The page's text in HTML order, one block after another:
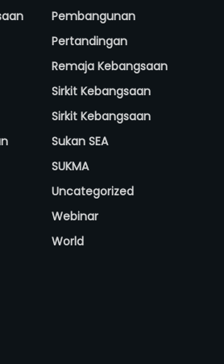
Pembangunan
Pertandingan
Remaja Kebangsaan
Sirkit Kebangsaan
Sirkit Kebangsaan
Sukan SEA
SUKMA
Uncategorized
Webinar
World